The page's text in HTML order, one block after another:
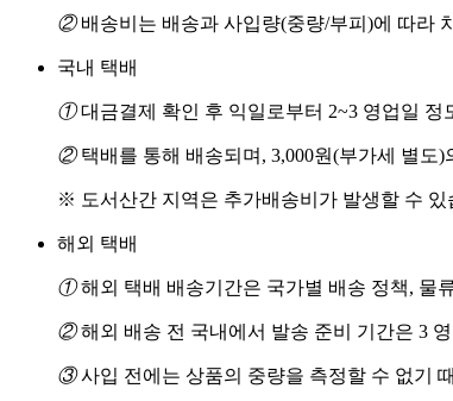
②배송비는 배송과 사입량(중량/부피)에 따라
국내 택배
①대금결제 확인 후 익일로부터 2~3 영업일 정
②택배를 통해 배송되며, 3,000원(부가세 별도)
※ 도서산간 지역은 추가배송비가 발생할 수 있
해외 택배
①해외 택배 배송기간은 국가별 배송 정책, 물
②해외 배송 전 국내에서 발송 준비 기간은 3
③사입 전에는 상품의 중량을 측정할 수 없기